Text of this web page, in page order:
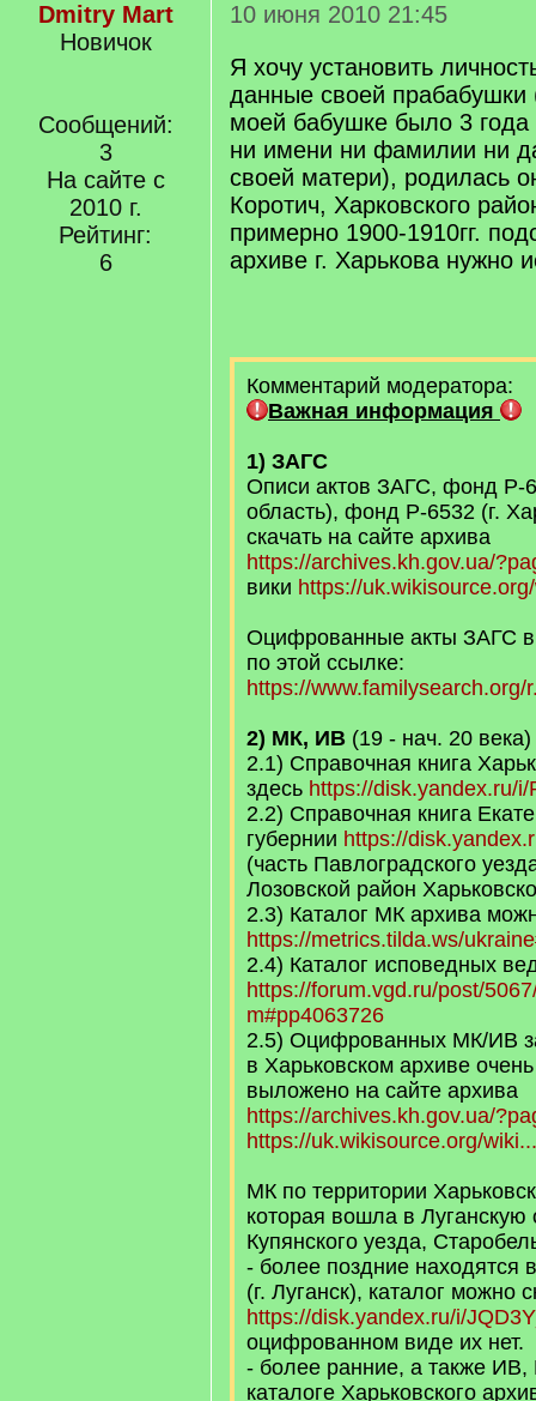
Dmitry Mart
Новичок
Сообщений:
3
На сайте с
2010 г.
Рейтинг:
6
10 июня 2010 21:45
Я хочу установить
данные своей прабабушки
моей бабушке было 3
ни имени ни фамилии ни
своей матери), родилась
Коротич, Харковского
примерно 1900-1910гг.
архиве г. Харькова нужно
Комментарий модератора:
Важная информация
1) ЗАГС
Описи актов ЗАГС, фонд Р-
область), фонд Р-6532 (г.
скачать на сайте архива
https://archives.kh.gov.ua/
вики https://
Оцифрованные акты ЗАГС
по этой ссылке:
https://www.familysearch.org/
2) МК, ИВ (19 - нач. 20 века)
2.1) Справочная книга
здесь https://disk.yandex.ru/
2.2) Справочная книга
губернии https://
(часть Павлоградского
Лозовской район
2.3) Каталог МК архива
https://metrics.tilda.ws/
2.4) Каталог исповедных
https://forum.vgd.ru/post/
m#pp4063726
2.5) Оцифрованных МК/ИВ
в Харьковском архиве
выложено на сайте архива
https://archives.kh.gov.ua/
https://uk.wikisource.org/
МК по территории
которая вошла в Луганскую
Купянского уезда,
- более поздние находятся
(г. Луганск), каталог можно
https://disk.yandex.ru/i/
оцифрованном виде их нет.
- более ранние, а также ИВ,
каталоге Харьковского